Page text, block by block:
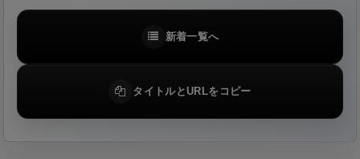
新着一覧へ
タイトルとURLをコピー